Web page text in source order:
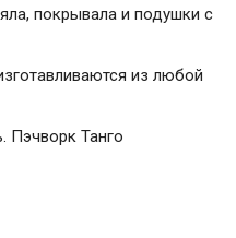
покрывала и подушки с
из любой
Пэчворк Танго